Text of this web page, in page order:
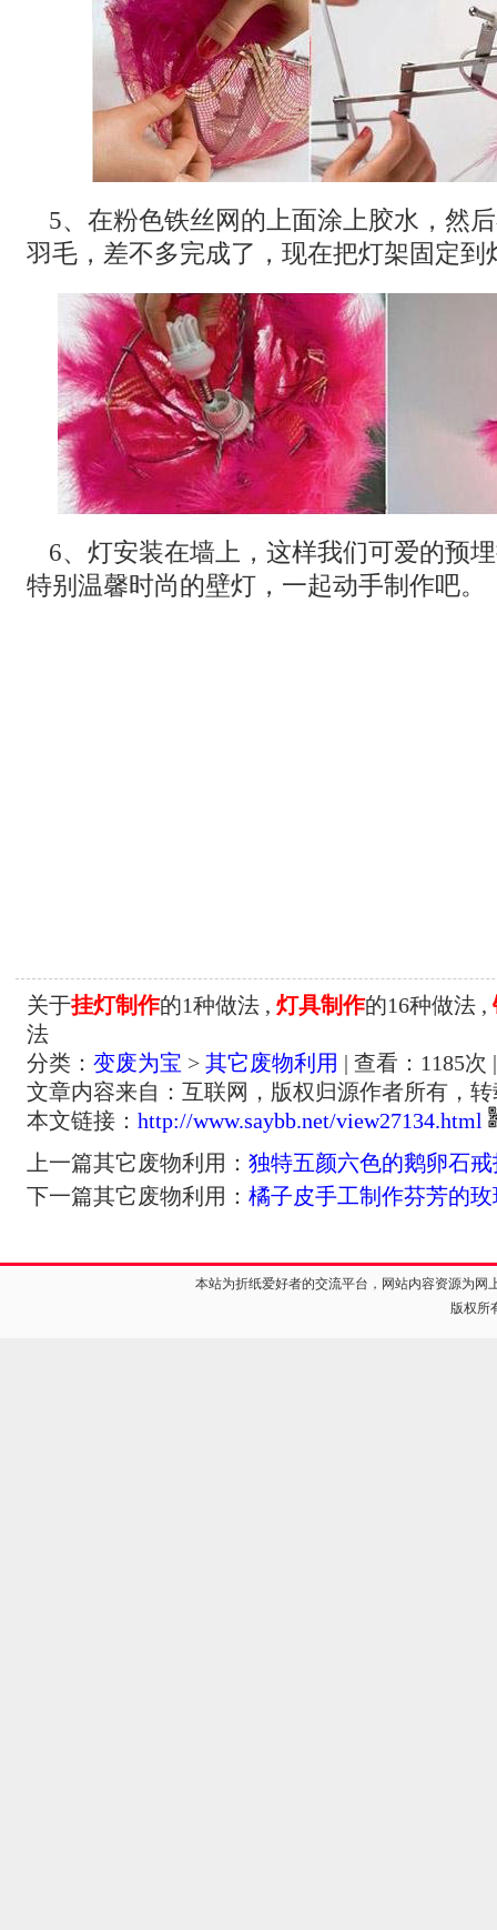
5、在粉色铁丝网的上面涂上胶水，然
羽毛，差不多完成了，现在把灯架固定到
6、灯安装在墙上，这样我们可爱的预
特别温馨时尚的壁灯，一起动手制作吧。
关于挂灯制作的1种做法 , 灯具制作的16种做法 ,
法
分类： 变废为宝 > 其它废物利用 | 查看： 1185次
文章内容来自：互联网，版权归源作者所有，
本文链接： http://www.saybb.net/view27134.html
上一篇其它废物利用： 独特五颜六色的鹅卵石
下一篇其它废物利用： 橘子皮手工制作芬芳的玫
本站为折纸爱好者的交流平台，网站内容资源为
版权所